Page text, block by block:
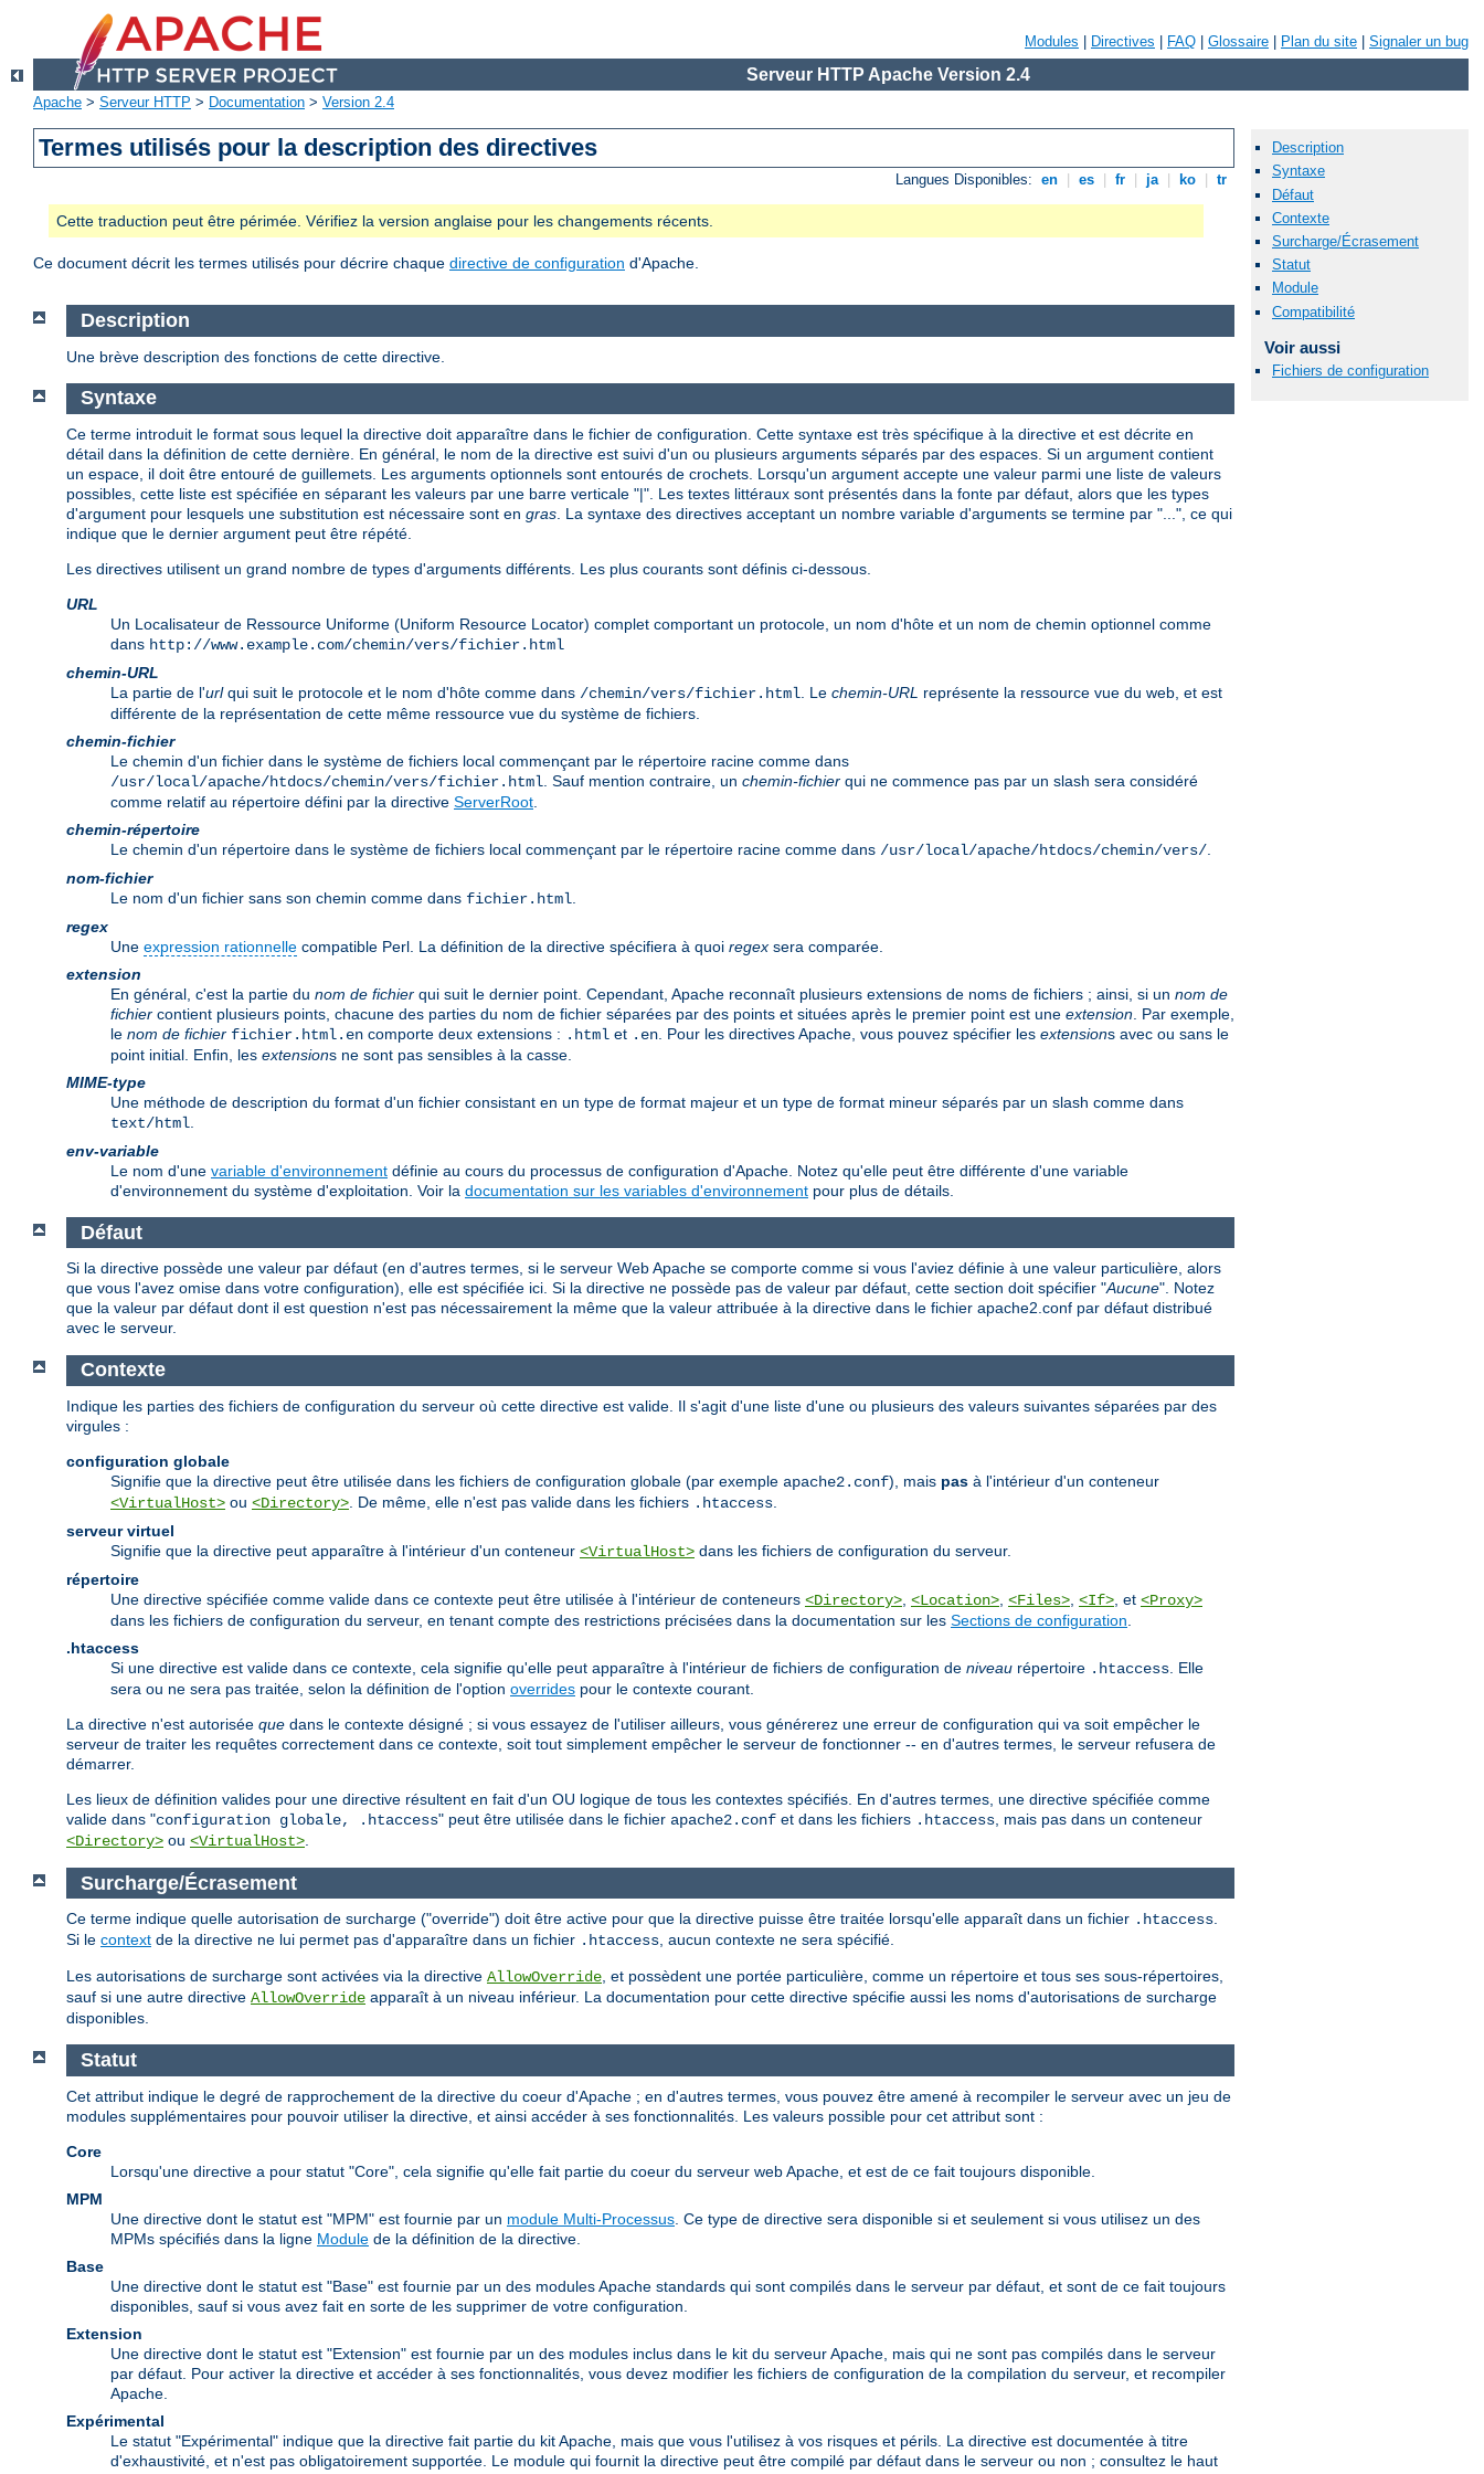
Modules Directives FAQ Glossaire Plan du site Signaler un bug
Serveur HTTP Apache Version 2.4
Apache > Serveur HTTP > Documentation > Version 2.4
Termes utilisés pour la description des directives
Langues Disponibles: en es fr ja ko tr
Cette traduction peut être périmée. Vérifiez la version anglaise pour les changements récents.
Ce document décrit les termes utilisés pour décrire chaque directive de configuration d'Apache.
Description
Une brève description des fonctions de cette directive.
Syntaxe
Ce terme introduit le format sous lequel la directive doit apparaître dans le fichier de configuration. Cette syntaxe est très spécifique à la directive et est décrite en
détail dans la définition de cette dernière. En général, le nom de la directive est suivi d'un ou plusieurs arguments séparés par des espaces. Si un argument contient
un espace, il doit être entouré de guillemets. Les arguments optionnels sont entourés de crochets. Lorsqu'un argument accepte une valeur parmi une liste de valeurs
possibles, cette liste est spécifiée en séparant les valeurs par une barre verticale "|". Les textes littéraux sont présentés dans la fonte par défaut, alors que les types
d'argument pour lesquels une substitution est nécessaire sont en gras . La syntaxe des directives acceptant un nombre variable d'arguments se termine par "...", ce qui
indique que le dernier argument peut être répété.
Les directives utilisent un grand nombre de types d'arguments différents. Les plus courants sont définis ci-dessous.
URL
Un Localisateur de Ressource Uniforme (Uniform Resource Locator) complet comportant un protocole, un nom d'hôte et un nom de chemin optionnel comme
dans http://www.example.com/chemin/vers/fichier.html
chemin-URL
La partie de l'urlqui suit le protocole et le nom d'hôte comme dans /chemin/vers/fichier.html . Le chemin-URL représente la ressource vue du web, et est
différente de la représentation de cette même ressource vue du système de fichiers.
chemin-fichier
Le chemin d'un fichier dans le système de fichiers local commençant par le répertoire racine comme dans
/usr/local/apache/htdocs/chemin/vers/fichier.html . Sauf mention contraire, un chemin-fichier qui ne commence pas par un slash sera considéré
comme relatif au répertoire défini par la directive ServerRoot
chemin-répertoire
Le chemin d'un répertoire dans le système de fichiers local commençant par le répertoire racine comme dans /usr/local/apache/htdocs/chemin/vers/
nom-fichier
Le nom d'un fichier sans son chemin comme dans fichier.html
regex
Une expression rationnelle compatible Perl. La définition de la directive spécifiera à quoi regex sera comparée.
extension
En général, c'est la partie du nom de fichier qui suit le dernier point. Cependant, Apache reconnaît plusieurs extensions de noms de fichiers ; ainsi, si un nom de
fichier contient plusieurs points, chacune des parties du nom de fichier séparées par des points et situées après le premier point est une extension . Par exemple,
le nom de fichier fichier.html.en comporte deux extensions : .html et .en . Pour les directives Apache, vous pouvez spécifier les extensions avec ou sans le
point initial. Enfin, les extensions ne sont pas sensibles à la casse.
MIME-type
Une méthode de description du format d'un fichier consistant en un type de format majeur et un type de format mineur séparés par un slash comme dans
text/html
env-variable
Le nom d'une variable d'environnement définie au cours du processus de configuration d'Apache. Notez qu'elle peut être différente d'une variable
d'environnement du système d'exploitation. Voir la documentation sur les variables d'environnement pour plus de détails.
Défaut
Si la directive possède une valeur par défaut (en d'autres termes, si le serveur Web Apache se comporte comme si vous l'aviez définie à une valeur particulière, alors
que vous l'avez omise dans votre configuration), elle est spécifiée ici. Si la directive ne possède pas de valeur par défaut, cette section doit spécifier "Aucune". Notez
que la valeur par défaut dont il est question n'est pas nécessairement la même que la valeur attribuée à la directive dans le fichier apache2.conf par défaut distribué
avec le serveur.
Contexte
Indique les parties des fichiers de configuration du serveur où cette directive est valide. Il s'agit d'une liste d'une ou plusieurs des valeurs suivantes séparées par des
virgules :
configuration globale
Signifie que la directive peut être utilisée dans les fichiers de configuration globale (par exemple apache2.conf), mais pas à l'intérieur d'un conteneur
<VirtualHost> ou <Directory> . De même, elle n'est pas valide dans les fichiers .htaccess
serveur virtuel
Signifie que la directive peut apparaître à l'intérieur d'un conteneur <VirtualHost> dans les fichiers de configuration du serveur.
répertoire
Une directive spécifiée comme valide dans ce contexte peut être utilisée à l'intérieur de conteneurs <Directory> <Location> <Files> <If> , et <Proxy>
dans les fichiers de configuration du serveur, en tenant compte des restrictions précisées dans la documentation sur les Sections de configuration
.htaccess
Si une directive est valide dans ce contexte, cela signifie qu'elle peut apparaître à l'intérieur de fichiers de configuration de niveau répertoire .htaccess . Elle
sera ou ne sera pas traitée, selon la définition de l'option overrides pour le contexte courant.
La directive n'est autorisée que dans le contexte désigné ; si vous essayez de l'utiliser ailleurs, vous générerez une erreur de configuration qui va soit empêcher le
serveur de traiter les requêtes correctement dans ce contexte, soit tout simplement empêcher le serveur de fonctionner -- en d'autres termes, le serveur refusera de
démarrer.
Les lieux de définition valides pour une directive résultent en fait d'un OU logique de tous les contextes spécifiés. En d'autres termes, une directive spécifiée comme
valide dans "configuration globale, .htaccess" peut être utilisée dans le fichier apache2.conf et dans les fichiers .htaccess , mais pas dans un conteneur
<Directory> ou <VirtualHost>
Surcharge/Écrasement
Ce terme indique quelle autorisation de surcharge ("override") doit être active pour que la directive puisse être traitée lorsqu'elle apparaît dans un fichier .htaccess.
Si le context de la directive ne lui permet pas d'apparaître dans un fichier .htaccess, aucun contexte ne sera spécifié.
Les autorisations de surcharge sont activées via la directive AllowOverride, et possèdent une portée particulière, comme un répertoire et tous ses sous-répertoires,
sauf si une autre directive AllowOverride apparaît à un niveau inférieur. La documentation pour cette directive spécifie aussi les noms d'autorisations de surcharge
disponibles.
Statut
Cet attribut indique le degré de rapprochement de la directive du coeur d'Apache ; en d'autres termes, vous pouvez être amené à recompiler le serveur avec un jeu de
modules supplémentaires pour pouvoir utiliser la directive, et ainsi accéder à ses fonctionnalités. Les valeurs possible pour cet attribut sont :
Core
Lorsqu'une directive a pour statut "Core", cela signifie qu'elle fait partie du coeur du serveur web Apache, et est de ce fait toujours disponible.
MPM
Une directive dont le statut est "MPM" est fournie par un module Multi-Processus . Ce type de directive sera disponible si et seulement si vous utilisez un des
MPMs spécifiés dans la ligne Module de la définition de la directive.
Base
Une directive dont le statut est "Base" est fournie par un des modules Apache standards qui sont compilés dans le serveur par défaut, et sont de ce fait toujours
disponibles, sauf si vous avez fait en sorte de les supprimer de votre configuration.
Extension
Une directive dont le statut est "Extension" est fournie par un des modules inclus dans le kit du serveur Apache, mais qui ne sont pas compilés dans le serveur
par défaut. Pour activer la directive et accéder à ses fonctionnalités, vous devez modifier les fichiers de configuration de la compilation du serveur, et recompiler
Apache.
Expérimental
Le statut "Expérimental" indique que la directive fait partie du kit Apache, mais que vous l'utilisez à vos risques et périls. La directive est documentée à titre
d'exhaustivité, et n'est pas obligatoirement supportée. Le module qui fournit la directive peut être compilé par défaut dans le serveur ou non ; consultez le haut
Description
Syntaxe
Défaut
Contexte
Surcharge/Écrasement
Statut
Module
Compatibilité
Voir aussi
Fichiers de configuration